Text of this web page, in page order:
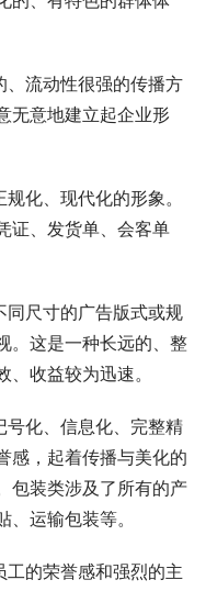
流动性很强的传播方
无意地建立起企业形
化、现代化的形象。
证、发货单、会客单
尺寸的广告版式或规
。这是一种长远的、整
、收益较为迅速。
化、信息化、完整精
感，起着传播与美化的
包装类涉及了所有的产
、运输包装等。
的荣誉感和强烈的主